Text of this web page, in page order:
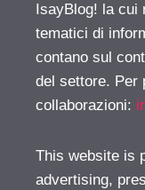
IsayBlog! la cui
tematici di
contano sul
del settore. Per
collaborazioni:
This website is
advertising,